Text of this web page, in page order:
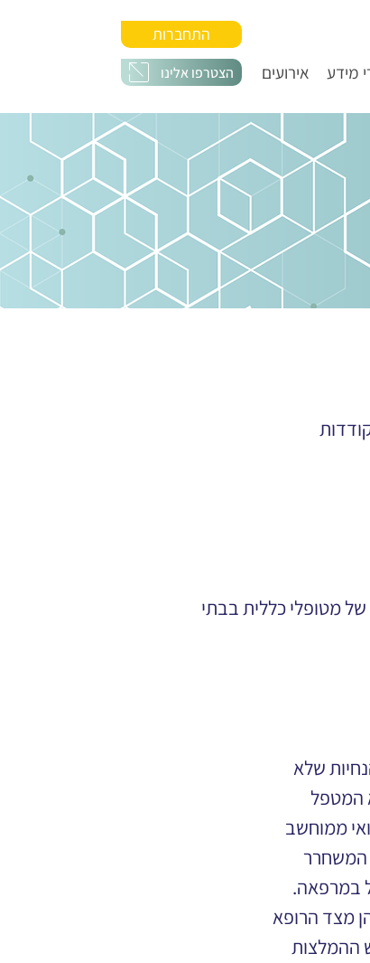
התחברות
הצטרפו אלינו מידע אירועים
של מטופלי כללית בבתי
שלא
המטפל
ממוחשב
המשחרר
במרפאה.
מצד הרופא
ההמלצות